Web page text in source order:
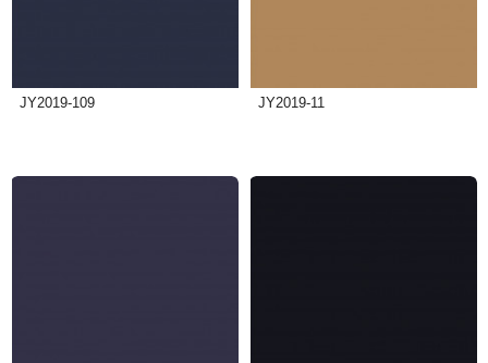
JY2019-109 JY2019-11